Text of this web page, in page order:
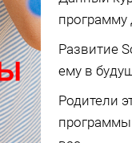
программу
Развитие
ему в
Родители